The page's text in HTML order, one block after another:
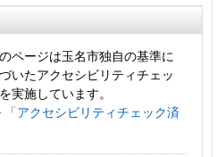
ページは玉名市独自の基準に
いたアクセシビリティチェッ
実施しています。
「アクセシビリティチェック済